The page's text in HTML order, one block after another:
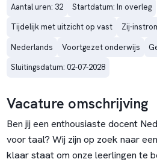
Aantal uren: 32
Startdatum: In overleg
Tijdelijk met uitzicht op vast
Zij-
Nederlands
Voortgezet onderwijs
Sluitingsdatum: 02-07-2028
Vacature omschrijving
Ben jij een enthousiaste docent
voor taal? Wij zijn op zoek naar
klaar staat om onze leerlingen te